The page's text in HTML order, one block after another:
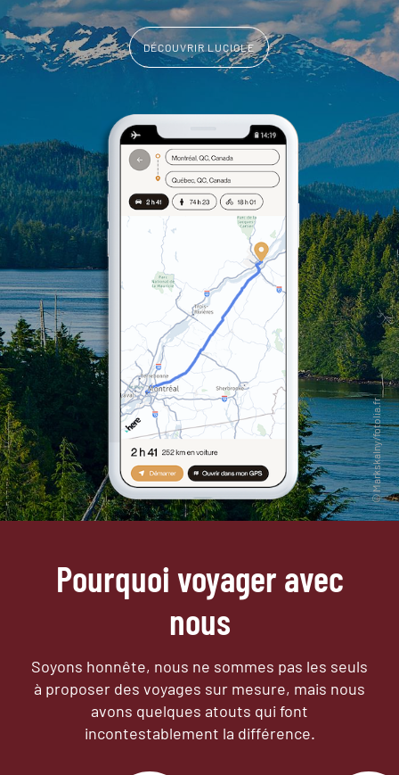
DÉCOUVRIR LUCIOLE
Pourquoi voyager avec
nous
Soyons honnête, nous ne sommes pas les seuls
à proposer des voyages sur mesure, mais nous
avons quelques atouts qui font
incontestablement la différence.